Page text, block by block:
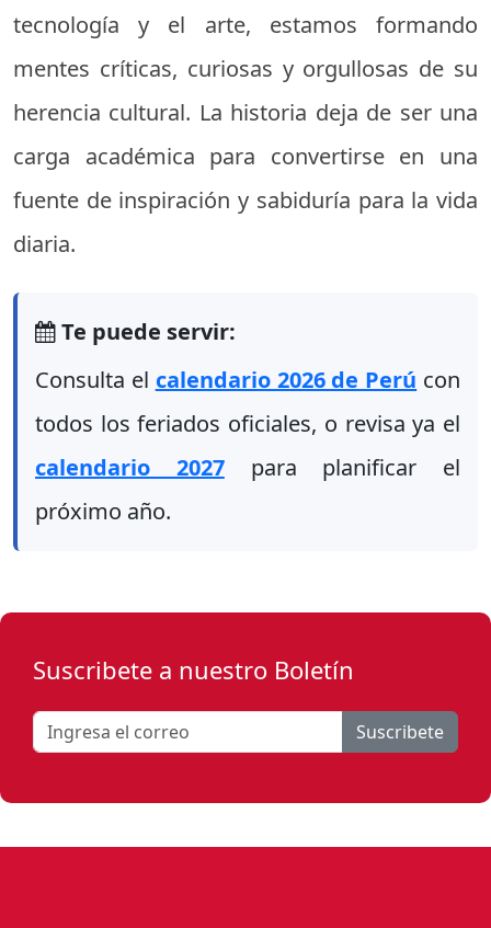
tecnología y el arte, estamos formando
mentes críticas, curiosas y orgullosas de su
herencia cultural. La historia deja de ser una
carga académica para convertirse en una
fuente de inspiración y sabiduría para la vida
diaria.
Te puede servir:
Consulta el calendario 2026 de Perú con
todos los feriados oficiales, o revisa ya el
calendario 2027para planificar el
próximo año.
Suscribete a nuestro Boletín
Suscribete